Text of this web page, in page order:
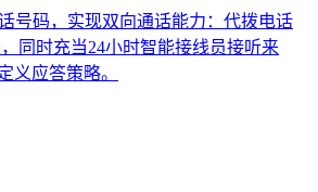
号码，实现双向通话能力：代拨电话
同时充当24小时智能接线员接听来
义应答策略。